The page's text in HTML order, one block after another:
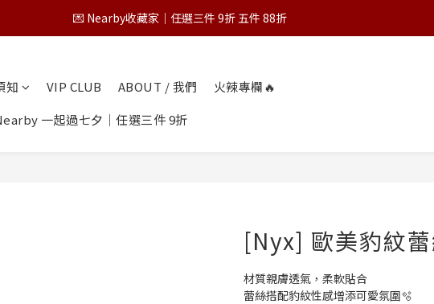
💌 Nearby收藏家｜任選三件 9折 五件 88折
💌 Nearby收藏家｜任選三件 9折 五件 88折
為保障您的購物權益，請於下單前詳閱購物須知
💌 Nearby收藏家｜任選三件 9折 五件 88折
知 VIP CLUB ABOUT / 我們
火辣專欄🔥
一起過七夕｜任選三件 9折
[Nyx] 歐美豹紋
材質親膚透氣，柔軟貼合
蕾絲搭配豹紋性感增添可愛氛圍🫧